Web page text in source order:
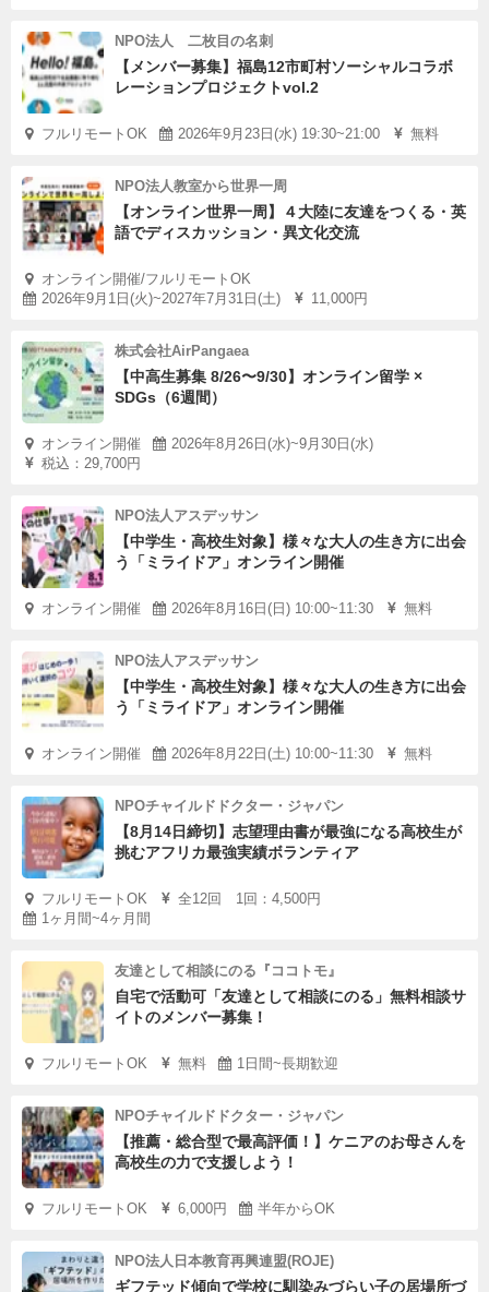
NPO法人 二枚目の名刺
【メンバー募集】福島12市町村ソーシャルコラボ
レーションプロジェクトvol.2
フルリモートOK 2026年9月23日(水) 19:30~21:00 無料
NPO法人教室から世界一周
【オンライン世界一周】４大陸に友達をつくる・英
語でディスカッション・異文化交流
オンライン開催/フルリモートOK
2026年9月1日(火)~2027年7月31日(土)
11,000円
株式会社AirPangaea
【中高生募集 8/26〜9/30】オンライン留学 ×
SDGs（6週間）
オンライン開催
2026年8月26日(水)~9月30日(水)
税込：29,700円
NPO法人アスデッサン
【中学生・高校生対象】様々な大人の生き方に出会
う「ミライドア」オンライン開催
オンライン開催 2026年8月16日(日) 10:00~11:30 無料
NPO法人アスデッサン
【中学生・高校生対象】様々な大人の生き方に出会
う「ミライドア」オンライン開催
オンライン開催 2026年8月22日(土) 10:00~11:30 無料
NPOチャイルドドクター・ジャパン
【8月14日締切】志望理由書が最強になる高校生が
挑むアフリカ最強実績ボランティア
フルリモートOK
全12回 1回：4,500円
1ヶ月間~4ヶ月間
友達として相談にのる『ココトモ』
自宅で活動可「友達として相談にのる」無料相談サ
イトのメンバー募集！
フルリモートOK 無料 1日間~長期歓迎
NPOチャイルドドクター・ジャパン
【推薦・総合型で最高評価！】ケニアのお母さんを
高校生の力で支援しよう！
フルリモートOK 6,000円 半年からOK
NPO法人日本教育再興連盟(ROJE)
ギフテッド傾向で学校に馴染みづらい子の居場所づ